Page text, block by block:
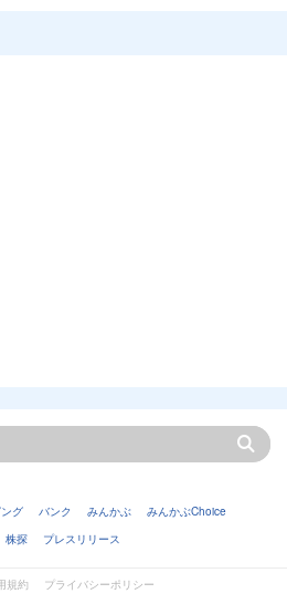
グ バンク みんかぶ
みんかぶChoice
株探 プレスリリース
規約 プライバシーポリシー